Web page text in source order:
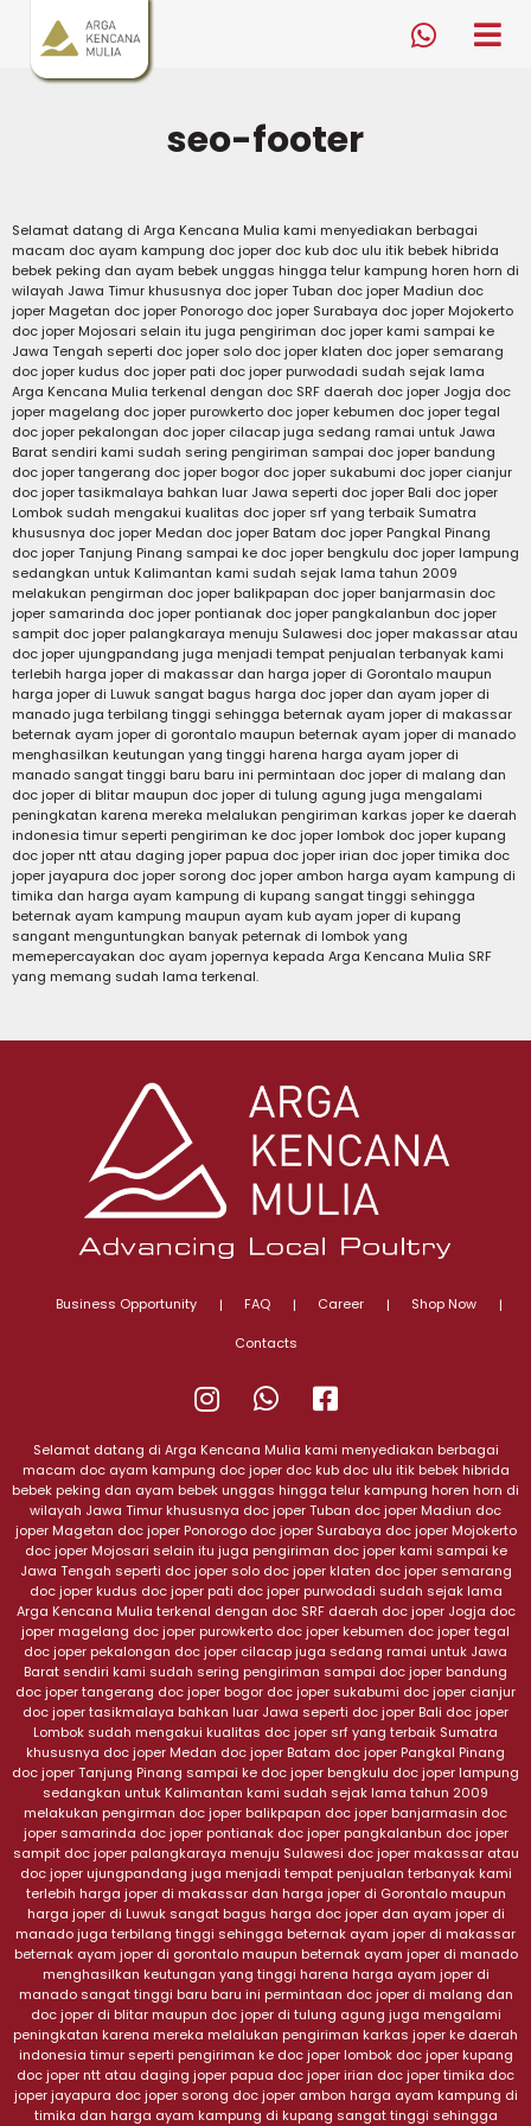
0823
seo-footer
Selamat datang di Arga Kencana Mulia kami menyediakan berbagai
macam doc ayam kampung doc joper doc kub doc ulu itik bebek hibrida
bebek peking dan ayam bebek unggas hingga telur kampung horen horn di
wilayah Jawa Timur khususnya doc joper Tuban doc joper Madiun doc
joper Magetan doc joper Ponorogo doc joper Surabaya doc joper Mojokerto
doc joper Mojosari selain itu juga pengiriman doc joper kami sampai ke
Jawa Tengah seperti doc joper solo doc joper klaten doc joper semarang
doc joper kudus doc joper pati doc joper purwodadi sudah sejak lama
Arga Kencana Mulia terkenal dengan doc SRF daerah doc joper Jogja doc
joper magelang doc joper purowkerto doc joper kebumen doc joper tegal
doc joper pekalongan doc joper cilacap juga sedang ramai untuk Jawa
Barat sendiri kami sudah sering pengiriman sampai doc joper bandung
doc joper tangerang doc joper bogor doc joper sukabumi doc joper cianjur
doc joper tasikmalaya bahkan luar Jawa seperti doc joper Bali doc joper
Lombok sudah mengakui kualitas doc joper srf yang terbaik Sumatra
khususnya doc joper Medan doc joper Batam doc joper Pangkal Pinang
doc joper Tanjung Pinang sampai ke doc joper bengkulu doc joper lampung
sedangkan untuk Kalimantan kami sudah sejak lama tahun 2009
melakukan pengirman doc joper balikpapan doc joper banjarmasin doc
joper samarinda doc joper pontianak doc joper pangkalanbun doc joper
sampit doc joper palangkaraya menuju Sulawesi doc joper makassar atau
doc joper ujungpandang juga menjadi tempat penjualan terbanyak kami
terlebih harga joper di makassar dan harga joper di Gorontalo maupun
harga joper di Luwuk sangat bagus harga doc joper dan ayam joper di
manado juga terbilang tinggi sehingga beternak ayam joper di makassar
beternak ayam joper di gorontalo maupun beternak ayam joper di manado
menghasilkan keutungan yang tinggi harena harga ayam joper di
manado sangat tinggi baru baru ini permintaan doc joper di malang dan
doc joper di blitar maupun doc joper di tulung agung juga mengalami
peningkatan karena mereka melalukan pengiriman karkas joper ke daerah
indonesia timur seperti pengiriman ke doc joper lombok doc joper kupang
doc joper ntt atau daging joper papua doc joper irian doc joper timika doc
joper jayapura doc joper sorong doc joper ambon harga ayam kampung di
timika dan harga ayam kampung di kupang sangat tinggi sehingga
beternak ayam kampung maupun ayam kub ayam joper di kupang
sangant menguntungkan banyak peternak di lombok yang
memepercayakan doc ayam jopernya kepada Arga Kencana Mulia SRF
yang memang sudah lama terkenal.
Business Opportunity FAQ Career Shop Now
Contacts
@jualjoper0823
9000
Sumber
Farm
Selamat datang di Arga Kencana Mulia kami menyediakan berbagai
macam doc ayam kampung doc joper doc kub doc ulu itik bebek hibrida
bebek peking dan ayam bebek unggas hingga telur kampung horen horn di
wilayah Jawa Timur khususnya doc joper Tuban doc joper Madiun doc
joper Magetan doc joper Ponorogo doc joper Surabaya doc joper Mojokerto
doc joper Mojosari selain itu juga pengiriman doc joper kami sampai ke
Jawa Tengah seperti doc joper solo doc joper klaten doc joper semarang
doc joper kudus doc joper pati doc joper purwodadi sudah sejak lama
Arga Kencana Mulia terkenal dengan doc SRF daerah doc joper Jogja doc
joper magelang doc joper purowkerto doc joper kebumen doc joper tegal
doc joper pekalongan doc joper cilacap juga sedang ramai untuk Jawa
Barat sendiri kami sudah sering pengiriman sampai doc joper bandung
doc joper tangerang doc joper bogor doc joper sukabumi doc joper cianjur
doc joper tasikmalaya bahkan luar Jawa seperti doc joper Bali doc joper
Lombok sudah mengakui kualitas doc joper srf yang terbaik Sumatra
khususnya doc joper Medan doc joper Batam doc joper Pangkal Pinang
doc joper Tanjung Pinang sampai ke doc joper bengkulu doc joper lampung
sedangkan untuk Kalimantan kami sudah sejak lama tahun 2009
melakukan pengirman doc joper balikpapan doc joper banjarmasin doc
joper samarinda doc joper pontianak doc joper pangkalanbun doc joper
sampit doc joper palangkaraya menuju Sulawesi doc joper makassar atau
doc joper ujungpandang juga menjadi tempat penjualan terbanyak kami
terlebih harga joper di makassar dan harga joper di Gorontalo maupun
harga joper di Luwuk sangat bagus harga doc joper dan ayam joper di
manado juga terbilang tinggi sehingga beternak ayam joper di makassar
beternak ayam joper di gorontalo maupun beternak ayam joper di manado
menghasilkan keutungan yang tinggi harena harga ayam joper di
manado sangat tinggi baru baru ini permintaan doc joper di malang dan
doc joper di blitar maupun doc joper di tulung agung juga mengalami
peningkatan karena mereka melalukan pengiriman karkas joper ke daerah
indonesia timur seperti pengiriman ke doc joper lombok doc joper kupang
doc joper ntt atau daging joper papua doc joper irian doc joper timika doc
joper jayapura doc joper sorong doc joper ambon harga ayam kampung di
timika dan harga ayam kampung di kupang sangat tinggi sehingga